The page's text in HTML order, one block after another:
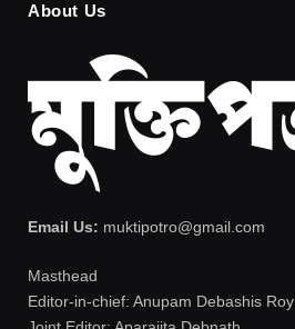
About Us
Email Us: muktipotro@gmail.com
Masthead
Editor-in-chief: Anupam Debashis Roy